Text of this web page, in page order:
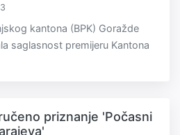
kantona (BPK) Goražde
saglasnost premijeru Kantona
priznanje 'Počasni